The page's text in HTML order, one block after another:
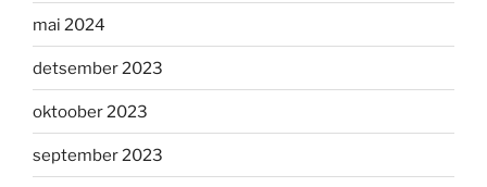
mai 2024
detsember 2023
oktoober 2023
september 2023